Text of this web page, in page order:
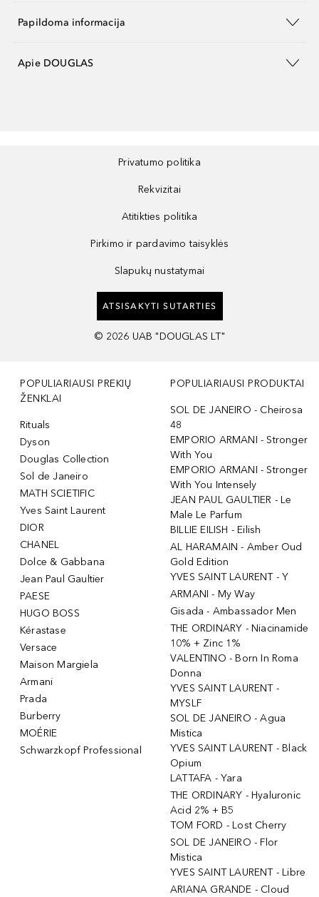
Papildoma informacija
Apie DOUGLAS
Privatumo politika
Rekvizitai
Atitikties politika
Pirkimo ir pardavimo taisyklės
Slapukų nustatymai
ATSISAKYTI SUTARTIES
© 2026 UAB "DOUGLAS LT"
POPULIARIAUSI PREKIŲ
ŽENKLAI
Rituals
Dyson
Douglas Collection
Sol de Janeiro
MATH SCIETIFIC
Yves Saint Laurent
DIOR
CHANEL
Dolce & Gabbana
Jean Paul Gaultier
PAESE
HUGO BOSS
Kérastase
Versace
Maison Margiela
Armani
Prada
Burberry
MOÉRIE
Schwarzkopf Professional
POPULIARIAUSI PRODUKTAI
SOL DE JANEIRO - Cheirosa
48
EMPORIO ARMANI - Stronger
With You
EMPORIO ARMANI - Stronger
With You Intensely
JEAN PAUL GAULTIER - Le
Male Le Parfum
BILLIE EILISH - Eilish
AL HARAMAIN - Amber Oud
Gold Edition
YVES SAINT LAURENT - Y
ARMANI - My Way
Gisada - Ambassador Men
THE ORDINARY - Niacinamide
10% + Zinc 1%
VALENTINO - Born In Roma
Donna
YVES SAINT LAURENT -
MYSLF
SOL DE JANEIRO - Agua
Mistica
YVES SAINT LAURENT - Black
Opium
LATTAFA - Yara
THE ORDINARY - Hyaluronic
Acid 2% + B5
TOM FORD - Lost Cherry
SOL DE JANEIRO - Flor
Mistica
YVES SAINT LAURENT - Libre
ARIANA GRANDE - Cloud